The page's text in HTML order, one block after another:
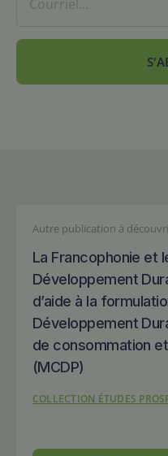
Autre publication à
La Francophonie et
Développement
d’aide à la
Développement
de consommation
(MCDP)
COLLECTION ÉTUDES